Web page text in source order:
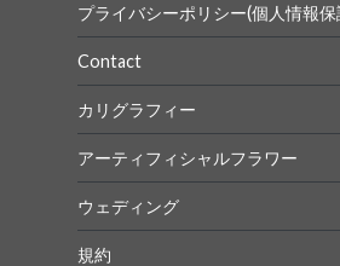
プライバシーポリシー(個人情報保
Contact
カリグラフィー
アーティフィシャルフラワー
ウェディング
規約